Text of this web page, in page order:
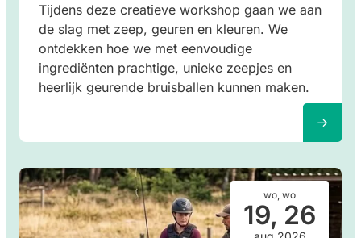
Tijdens deze creatieve workshop gaan we aan
de slag met zeep, geuren en kleuren. We
ontdekken hoe we met eenvoudige
ingrediënten prachtige, unieke zeepjes en
heerlijk geurende bruisballen kunnen maken.
wo, wo
19, 26